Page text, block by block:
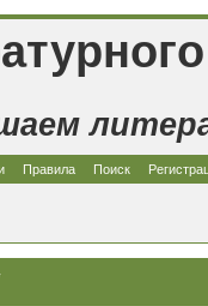
Правила Поиск